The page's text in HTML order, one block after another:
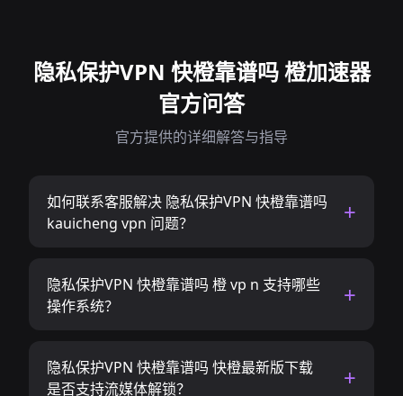
隐私保护VPN 快橙靠谱吗 橙加速器
官方问答
官方提供的详细解答与指导
如何联系客服解决 隐私保护VPN 快橙靠谱吗
kauicheng vpn 问题？
隐私保护VPN 快橙靠谱吗 橙 vp n 支持哪些
操作系统？
隐私保护VPN 快橙靠谱吗 快橙最新版下载
是否支持流媒体解锁？